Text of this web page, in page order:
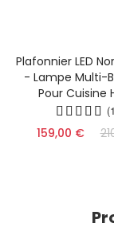
Plafonnier LED
- Lampe Multi-
Pour Cuisine
159,00 €